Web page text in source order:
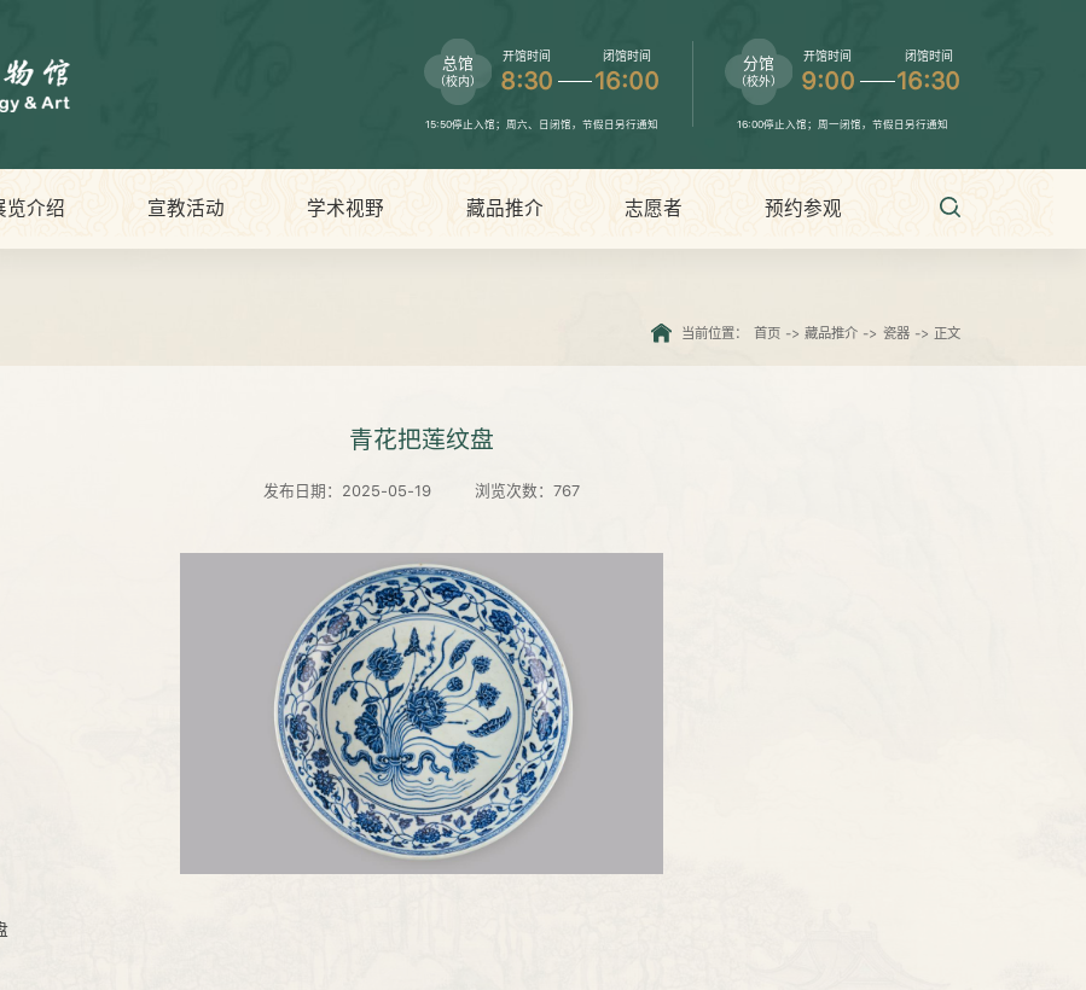
总馆
（校内）
开馆时间
8:30
闭馆时间
16:00
15:50停止入馆；周六、日闭馆，节假日另行通知
分馆
（校外）
开馆时间
9:00
闭馆时间
16:30
16:00停止入馆；周一闭馆，节假日另行通知
览介绍 宣教活动 学术视野 藏品推介 志愿者 预约参观
当前位置： 首页 -> 藏品推介 -> 瓷器 -> 正文
青花把莲纹盘
发布日期：2025-05-19 浏览次数：767